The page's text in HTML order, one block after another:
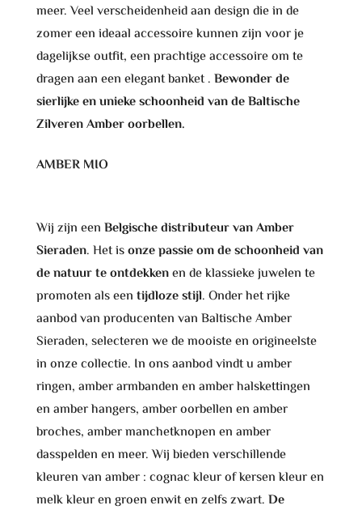
meer. Veel verscheidenheid aan design die in de
zomer een ideaal accessoire kunnen zijn voor je
dagelijkse outfit, een prachtige accessoire om te
dragen aan een elegant banket . Bewonder de
sierlijke en unieke schoonheid van de Baltische
Zilveren Amber oorbellen.
AMBER MIO
Wij zijn een Belgische distributeur van Amber
Sieraden. Het isonze passie om de schoonheid van
de natuur te ontdekkenen de klassieke juwelen te
promoten als een tijdloze stijl. Onder het rijke
aanbod van producenten van Baltische Amber
Sieraden, selecteren we de mooiste en origineelste
in onze collectie. In ons aanbod vindt u amber
ringen, amber armbanden en amber halskettingen
en amber hangers, amber oorbellen en amber
broches, amber manchetknopen en amber
dasspelden en meer. Wij bieden verschillende
kleuren van amber : cognac kleur of kersen kleur en
melk kleur en groen enwit en zelfs zwart. De